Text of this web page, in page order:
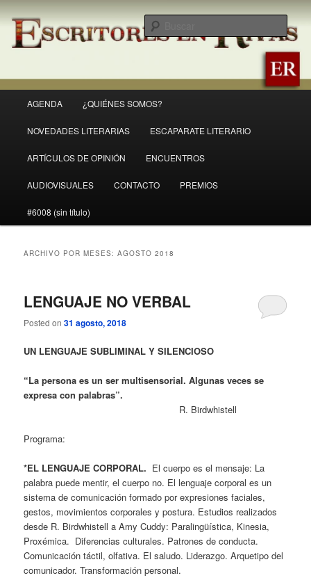
Ir
al
contenido
principal
Ir
al
contenido
secundario
Revista Escritores en Rivas
principal
AGENDA ¿QUIÉNES SOMOS?
NOVEDADES LITERARIAS ESCAPARATE LITERARIO
ARTÍCULOS DE OPINIÓN ENCUENTROS
AUDIOVISUALES CONTACTO PREMIOS
#6008 (sin título)
ARCHIVO POR MESES:AGOSTO 2018
LENGUAJE NO VERBAL
Posted on31 agosto, 2018
UN LENGUAJE SUBLIMINAL Y SILENCIOSO
“La persona es un ser multisensorial. Algunas veces se
expresa con palabras”.
R. Birdwhistell
Programa:
*EL LENGUAJE CORPORAL. El cuerpo es el mensaje: La
palabra puede mentir, el cuerpo no. El lenguaje corporal es un
sistema de comunicación formado por expresiones faciales,
gestos, movimientos corporales y postura. Estudios realizados
desde R. Birdwhistell a Amy Cuddy: Paralingüística, Kinesia,
Proxémica. Diferencias culturales. Patrones de conducta.
Comunicación táctil, olfativa. El saludo. Liderazgo. Arquetipo del
comunicador. Transformación personal.